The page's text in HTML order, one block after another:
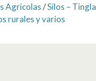
Agrícolas/Silos –
rurales y varios